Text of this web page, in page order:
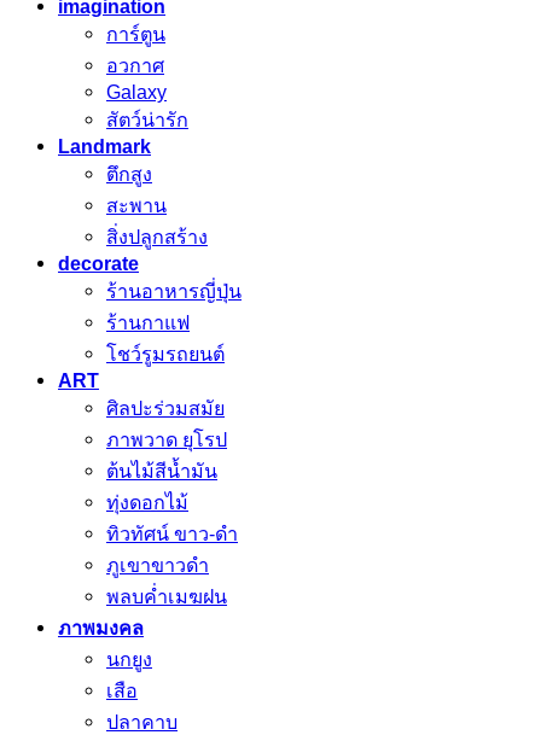
imagination
การ์ตูน
อวกาศ
Galaxy
สัตว์น่ารัก
Landmark
ตึกสูง
สะพาน
สิ่งปลูกสร้าง
decorate
ร้านอาหารญี่ปุ่น
ร้านกาแฟ
โชว์รูมรถยนต์
ART
ศิลปะร่วมสมัย
ภาพวาด ยุโรป
ต้นไม้สีน้ำมัน
ทุ่งดอกไม้
ทิวทัศน์ ขาว-ดำ
ภูเขาขาวดำ
พลบค่ำเมฆฝน
ภาพมงคล
นกยูง
เสือ
ปลาคาบ